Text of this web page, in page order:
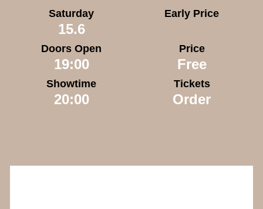
Saturday
15.6
Early Price
Doors Open
19:00
Price
Free
Showtime
20:00
Tickets
Order